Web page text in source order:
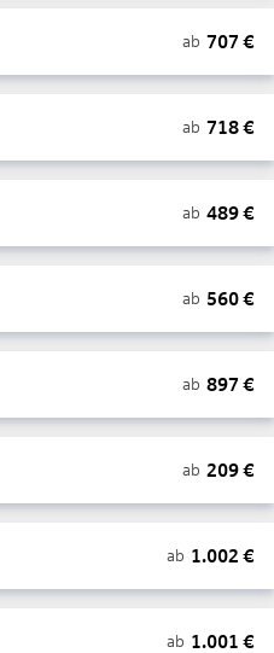
ab 707 €
ab 718€
ab 489€
ab 560€
ab 897 €
ab 209€
ab 1.002 €
ab 1.001 €